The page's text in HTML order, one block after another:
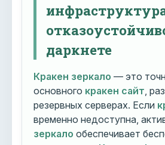
даркнете
Кракен зеркало — это
основного кракен сайт ,
резервных серверах. Если
временно недоступна,
зеркало обеспечивает